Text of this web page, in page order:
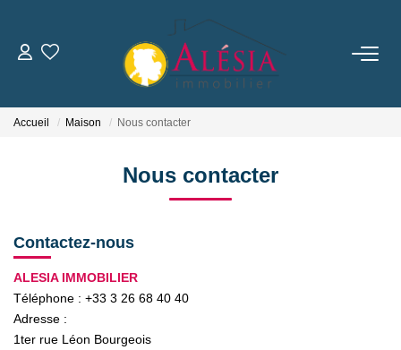
ACHETER
BIENS VENDUS / LOUÉS
NOTRE AGENCE
Qui Sommes Nous
Accueil Maison Nous contacter
Nous contacter
Contactez-nous
ALESIA IMMOBILIER
Téléphone : +33 3 26 68 40 40
Adresse :
1ter rue Léon Bourgeois